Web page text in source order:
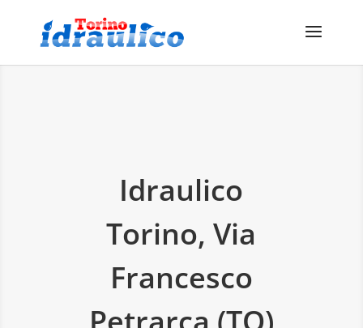
Idraulico
Torino, Via
Francesco